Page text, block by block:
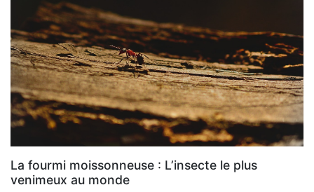
La fourmi moissonneuse : L’insecte le plus
venimeux au monde